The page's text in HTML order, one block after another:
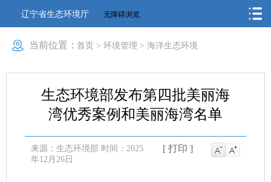
辽宁省生态环境厅 无障碍浏览
当前位置：首页 > 环境管理 > 海洋生态环境
生态环境部发布第四批美丽海
湾优秀案例和美丽海湾名单
[ 打印 ]
来源：生态环境部 时间：2025
年12月26日